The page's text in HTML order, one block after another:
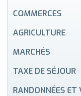
COMMERCES
AGRICULTURE
MARCHÉS
TAXE DE SÉJOUR
RANDONNÉES ET